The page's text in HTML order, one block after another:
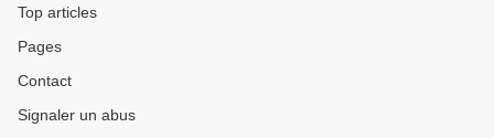
Top articles
Pages
Contact
Signaler un abus